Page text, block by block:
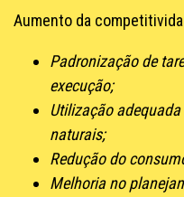
Aumento da
Padronização de
execução;
Utilização
naturais;
Redução do
Melhoria no